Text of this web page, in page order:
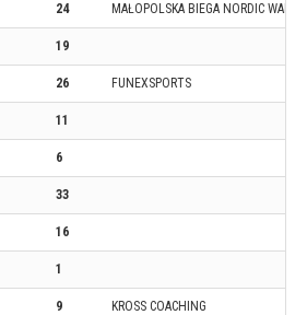
24 MAŁOPOLSKA BIEGA NORDIC
19
26 FUNEXSPORTS
11
6
33
16
1
9 KROSS COACHING